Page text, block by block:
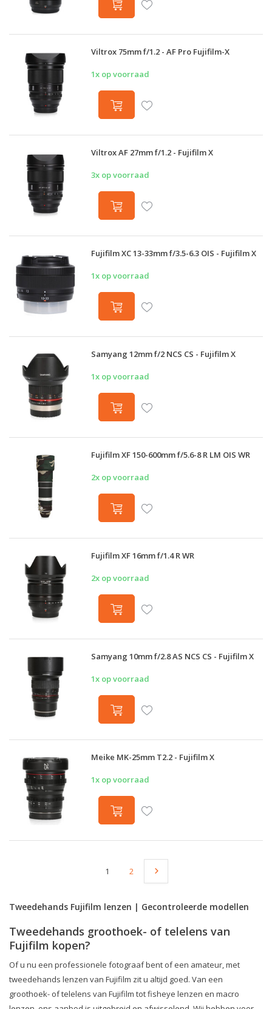
Viltrox 75mm f/1.2 - AF Pro Fujifilm-X
1x op voorraad
Viltrox AF 27mm f/1.2 - Fujifilm X
3x op voorraad
Fujifilm XC 13-33mm f/3.5-6.3 OIS - Fujifilm X
1x op voorraad
Samyang 12mm f/2 NCS CS - Fujifilm X
1x op voorraad
Fujifilm XF 150-600mm f/5.6-8 R LM OIS WR
2x op voorraad
Fujifilm XF 16mm f/1.4 R WR
2x op voorraad
Samyang 10mm f/2.8 AS NCS CS - Fujifilm X
1x op voorraad
Meike MK-25mm T2.2 - Fujifilm X
1x op voorraad
1 2
Tweedehands Fujifilm lenzen | Gecontroleerde modellen
Tweedehands groothoek- of telelens van
Fujifilm kopen?
Of u nu een professionele fotograaf bent of een amateur, met
tweedehands lenzen van Fujifilm zit u altijd goed. Van een
groothoek- of telelens van Fujifilm tot fisheye lenzen en macro